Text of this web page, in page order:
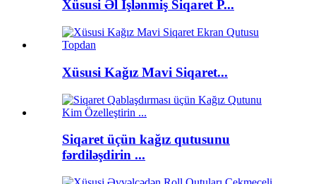
Xüsusi Əl İşlənmiş Siqaret P...
Xüsusi Kağız Mavi Siqaret...
Siqaret üçün kağız qutusunu
fərdiləşdirin ...